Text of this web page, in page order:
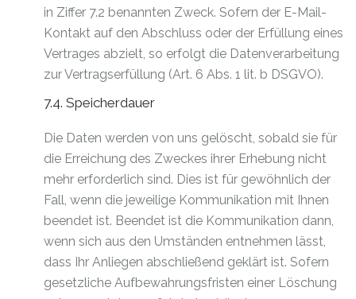
in Ziffer 7.2 benannten Zweck. Sofern der E-Mail-
Kontakt auf den Abschluss oder der Erfüllung eines
Vertrages abzielt, so erfolgt die Datenverarbeitung
zur Vertragserfüllung (Art. 6 Abs. 1 lit. b DSGVO).
7.4. Speicherdauer
Die Daten werden von uns gelöscht, sobald sie für
die Erreichung des Zweckes ihrer Erhebung nicht
mehr erforderlich sind. Dies ist für gewöhnlich der
Fall, wenn die jeweilige Kommunikation mit Ihnen
beendet ist. Beendet ist die Kommunikation dann,
wenn sich aus den Umständen entnehmen lässt,
dass Ihr Anliegen abschließend geklärt ist. Sofern
gesetzliche Aufbewahrungsfristen einer Löschung